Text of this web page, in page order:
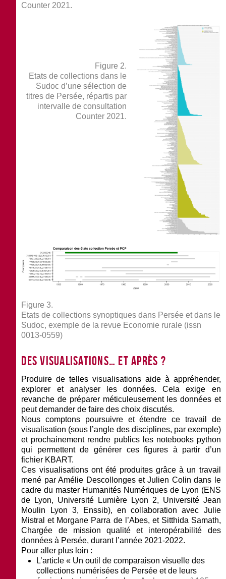
Counter 2021.
Figure 2.
Etats de collections dans le
Sudoc d’une sélection de
titres de Persée, répartis par
intervalle de consultation
Counter 2021.
Figure 3.
Etats de collections synoptiques dans Persée et dans le
Sudoc, exemple de la revue Economie rurale (issn
0013-0559)
Des visualisations… et après ?
Produire de telles visualisations aide à appréhender,
explorer et analyser les données. Cela exige en
revanche de préparer méticuleusement les données et
peut demander de faire des choix discutés.
Nous comptons poursuivre et étendre ce travail de
visualisation (sous l’angle des disciplines, par exemple)
et prochainement rendre publics les notebooks python
qui permettent de générer ces figures à partir d’un
fichier KBART.
Ces visualisations ont été produites grâce à un travail
mené par Amélie Descollonges et Julien Colin dans le
cadre du master Humanités Numériques de Lyon (ENS
de Lyon, Université Lumière Lyon 2, Université Jean
Moulin Lyon 3, Enssib), en collaboration avec Julie
Mistral et Morgane Parra de l’Abes, et Sitthida Samath,
Chargée de mission qualité et interopérabilité des
données à Persée, durant l’année 2021-2022.
Pour aller plus loin :
L’article « Un outil de comparaison visuelle des
collections numérisées de Persée et de leurs